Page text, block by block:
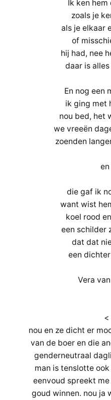
Ik ken
zoals je
als je elkaar
of
hij had, nee
daar is
En nog een
ik ging met
nou bed, het
we vreeën
zoenden
en
die gaf ik
want wist
koel rood
een schilder
dat dat
een
Vera
<
nou en ze dicht er
van de boer en die
genderneutraal
man is tenslotte
eenvoud spreekt
goud winnen. nou ja